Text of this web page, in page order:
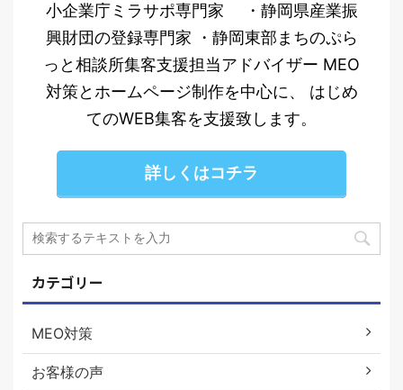
小企業庁ミラサポ専門家 ・静岡県産業振
興財団の登録専門家 ・静岡東部まちのぷら
っと相談所集客支援担当アドバイザー MEO
対策とホームページ制作を中心に、 はじめ
てのWEB集客を支援致します。
詳しくはコチラ
カテゴリー
MEO対策
お客様の声